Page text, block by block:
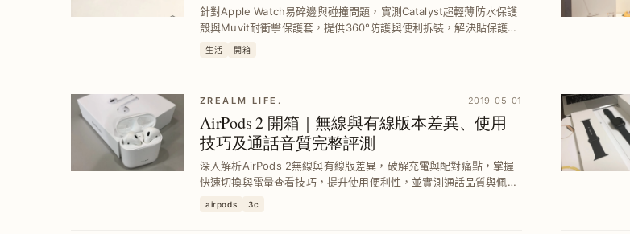
針對Apple Watch易碎邊與碰撞問題，實測Catalyst超輕薄防水保護
殼與Muvit耐衝擊保護套，提供360°防護與便利拆裝，解決貼保護貼
頻繁破損痛點，適合不同運動與日常使用需求，提升手錶耐用性與使
生活 開箱
ZREALM LIFE. 2019-05-01
AirPods 2 開箱｜無線與有線版本差異、使用
技巧及通話音質完整評測
深入解析AirPods 2無線與有線版差異，破解充電與配對痛點，掌握
快速切換與電量查看技巧，提升使用便利性，並實測通話品質與佩戴
airpods 3c